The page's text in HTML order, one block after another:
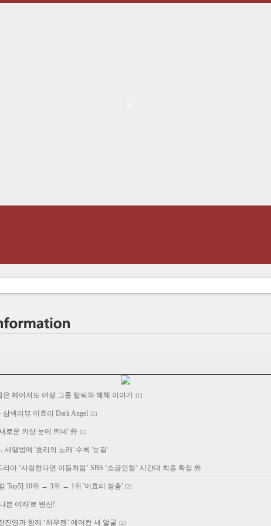
은 헤어져도 여성 그룹 탈퇴와 해체 이야기 [1]
색리뷰.이효리 Dark Angel [2]
로운 의상 눈에 띄네' 外 [1]
새앨범에 '효리의 노래' 수록 '눈길'
마 ‘사랑한다면 이들처럼’ SBS ‘소금인형’ 시간대 최종 확정 外
Top5] 10위 → 3위 → 1위 '이효리 껑충' [2]
쁜 여자'로 변신!
진영과 함께 ‘하우젠’ 에어컨 새 얼굴 [2]